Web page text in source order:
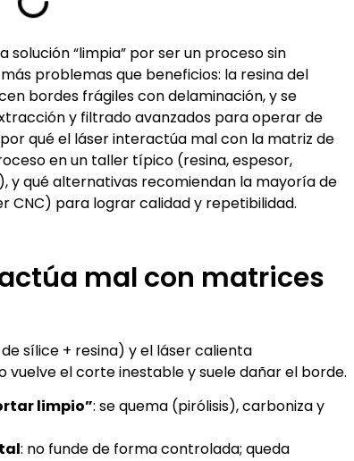
“limpia” por ser un proceso sin
problemas que beneficios: la resina del
bordes frágiles con delaminación, y se
y filtrado avanzados para operar de
qué el láser interactúa mal con la matriz de
en un taller típico (resina, espesor,
qué alternativas recomiendan la mayoría de
CNC) para lograr calidad y repetibilidad.
mal con matrices
sílice + resina) y el láser calienta
vuelve el corte inestable y suele dañar el borde.
limpio”: se quema (pirólisis), carboniza y
: no funde de forma controlada; queda